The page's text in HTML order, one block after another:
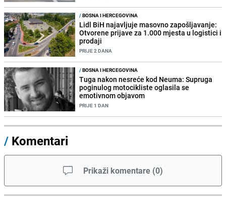
/BOSNA I HERCEGOVINA
Lidl BiH najavljuje masovno zapošljavanje:
Otvorene prijave za 1.000 mjesta u logistici i
prodaji
PRIJE 2 DANA
/BOSNA I HERCEGOVINA
Tuga nakon nesreće kod Neuma: Supruga
poginulog motocikliste oglasila se
emotivnom objavom
PRIJE 1 DAN
/ Komentari
Prikaži komentare (0)